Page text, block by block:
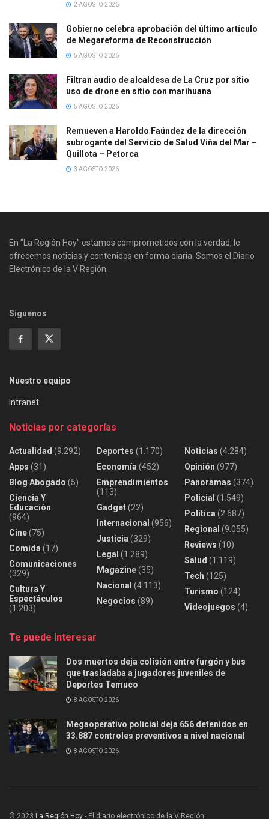
2 AGOSTO 2026
Gobierno celebra aprobación del último artículo
de Megareforma de Reconstrucción
5 AGOSTO 2026
Filtran audio de alcaldesa de La Cruz por sitio
uso de drone en sitio con marihuana
5 AGOSTO 2026
Remueven a Haroldo Faúndez de la dirección
subrogante del Servicio de Salud Viña del Mar –
Quillota – Petorca
3 AGOSTO 2026
En "La Región Hoy" estamos comprometidos con la verdad, le
ofrecemos noticias y contenidos en forma diaria. Somos el Diario
Electrónico de la V Región.
Siguenos
Nuestro equipo
Intranet
Noticias por categorías
Actualidad (9.292)
Apps (31)
Blog Abogado (5)
Ciencia Y
Educación
(964)
Cine(75)
Comida (17)
Comunicaciones
(329)
Cultura Y
Espectáculos
(1.203)
Deportes (1.170)
Economía (452)
Emprendimientos
(113)
Gadget(22)
Internacional (956)
Justicia (329)
Legal (1.289)
Magazine(35)
Nacional (4.113)
Negocios (89)
Noticias (4.284)
Opinión (977)
Panoramas (374)
Policial (1.549)
Política (2.687)
Regional (9.055)
Reviews (10)
Salud (1.119)
Tech (125)
Turismo (124)
Videojuegos (4)
Te puede interesar
Dos muertos deja colisión entre furgón y bus
que trasladaba a jugadores juveniles de
Deportes Temuco
8 AGOSTO 2026
Megaoperativo policial deja 656 detenidos en
33.887 controles preventivos a nivel nacional
8 AGOSTO 2026
© 2023 La Región Hoy - El diario electrónico de la V Región.